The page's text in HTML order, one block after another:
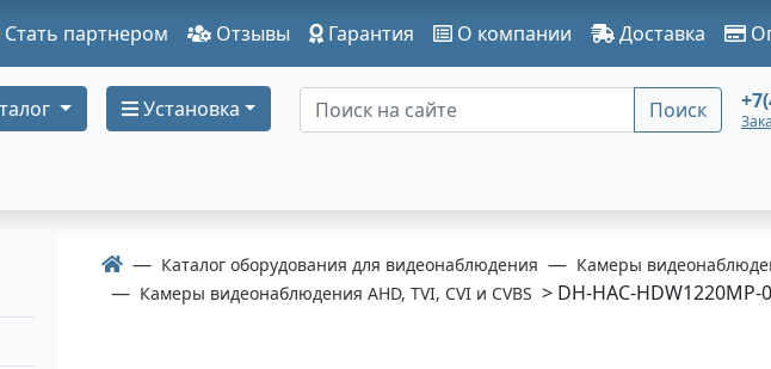
Стать партнером Отзывы Гарантия О компании Доставка
Установка Поиск
Каталог оборудования для видеонаблюдения
Камеры
Камеры видеонаблюдения AHD, TVI, CVI и CVBS > DH-HAC-HDW1220MP-